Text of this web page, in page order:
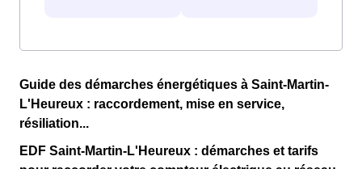
Guide des démarches énergétiques à Saint-Martin-
L'Heureux : raccordement, mise en service,
résiliation...
EDF Saint-Martin-L'Heureux : démarches et tarifs